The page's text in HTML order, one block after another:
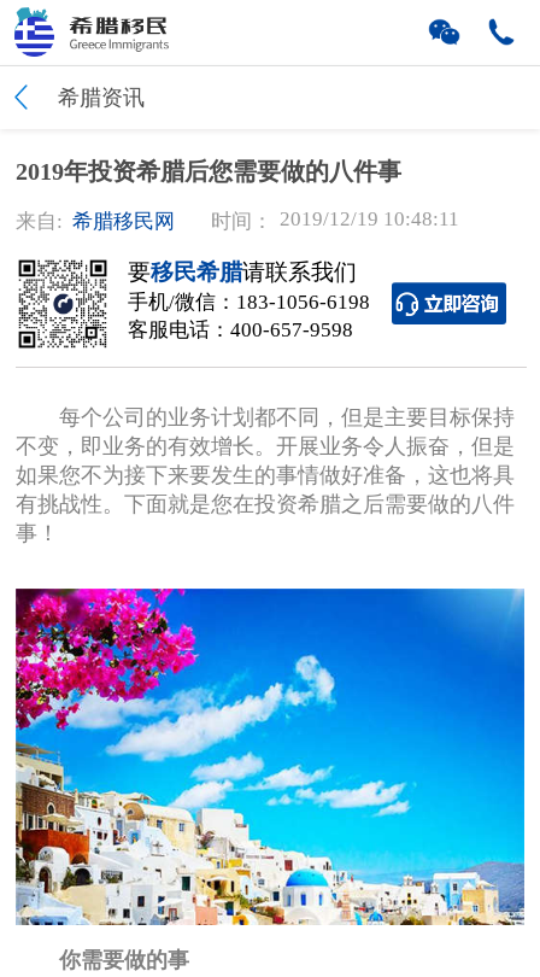
希腊资讯
2019年投资希腊后您需要做的八件事
来自: 希腊移民网 时间： 2019/12/19 10:48:11
要移民希腊请联系我们
手机/微信： 183-1056-6198
客服电话： 400-657-9598
每个公司的业务计划都不同，但是主要目标保持
不变，即业务的有效增长。开展业务令人振奋，但是
如果您不为接下来要发生的事情做好准备，这也将具
有挑战性。下面就是您在投资希腊之后需要做的八件
事！
你需要做的事